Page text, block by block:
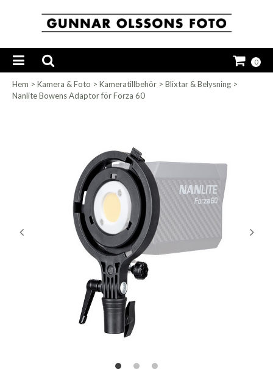
0
Hem > Kamera & Foto > Kameratillbehör > Blixtar & Belysning >
Nanlite Bowens Adaptor för Forza 60